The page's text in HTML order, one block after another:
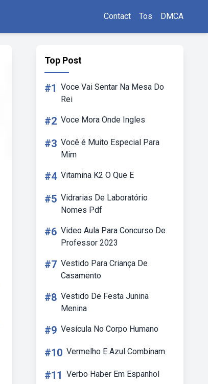
Contact Tos DMCA
Top Post
#1 Voce Vai Sentar Na Mesa Do
Rei
#2 Voce Mora Onde Ingles
#3 Você é Muito Especial Para
Mim
#4 Vitamina K2 O Que E
#5 Vidrarias De Laboratório
Nomes Pdf
#6 Video Aula Para Concurso De
Professor 2023
#7 Vestido Para Criança De
Casamento
#8 Vestido De Festa Junina
Menina
#9 Vesícula No Corpo Humano
#10 Vermelho E Azul Combinam
#11 Verbo Haber Em Espanhol